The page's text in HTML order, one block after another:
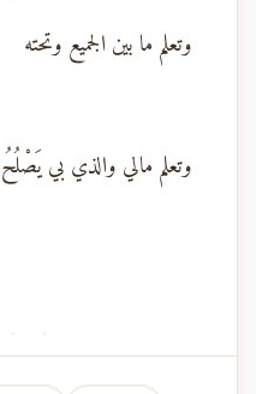
وتعلم ما بين الجميع وتحته
وتعلم مالي والذي بي يَصْلُحُ
·